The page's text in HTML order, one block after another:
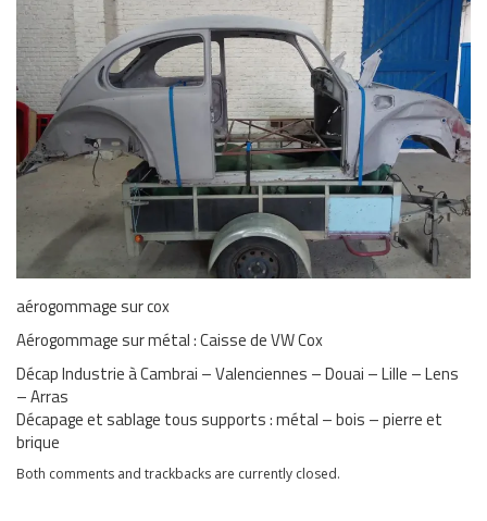
aérogommage sur cox
Aérogommage sur métal : Caisse de VW Cox
Décap Industrie à Cambrai – Valenciennes – Douai – Lille – Lens
– Arras
Décapage et sablage tous supports : métal – bois – pierre et
brique
Both comments and trackbacks are currently closed.